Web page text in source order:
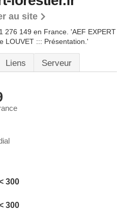
au site
276 149 en France. 'AEF EXPERT
LOUVET ::: Présentation.'
Liens Serveur
300
300